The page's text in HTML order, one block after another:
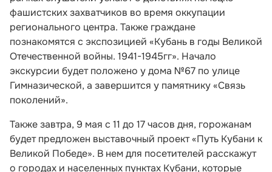
фашистских захватчиков во время оккупации
регионального центра. Также граждане
познакомятся с экспозицией «Кубань в годы Великой
Отечественной войны. 1941-1945гг». Начало
экскурсии будет положено у дома №67 по улице
Гимназической, а завершится у памятнику «Связь
поколений».
Также завтра, 9 мая с 11 до 17 часов дня, горожанам
будет предложен выставочный проект «Путь Кубани к
Великой Победе». В нем для посетителей расскажут
о городах и населенных пунктах Кубани, которые